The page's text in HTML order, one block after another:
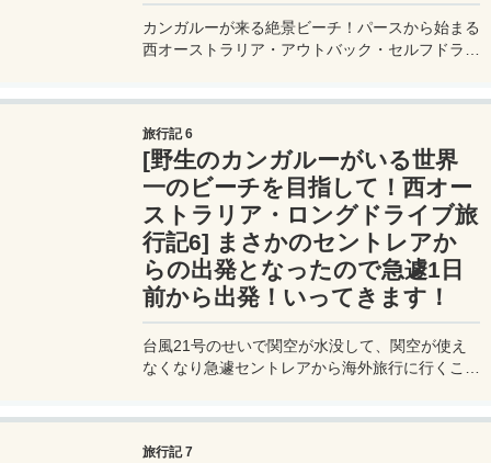
カンガルーが来る絶景ビーチ！パースから始まる
西オーストラリア・アウトバック・セルフドライ
介。
旅行記 6
[野生のカンガルーがいる世界
一のビーチを目指して！西オー
ストラリア・ロングドライブ旅
行記6] まさかのセントレアか
らの出発となったので急遽1日
前から出発！いってきます！
台風21号のせいで関空が水没して、関空が使え
なくなり急遽セントレアから海外旅行に行くこと
旅行記 7